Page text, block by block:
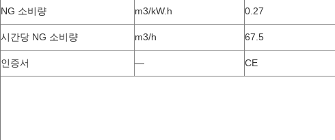
NG 소비량 m3/kW.h 0.27
시간당 NG 소비량 m3/h 67.5
인증서 — CE